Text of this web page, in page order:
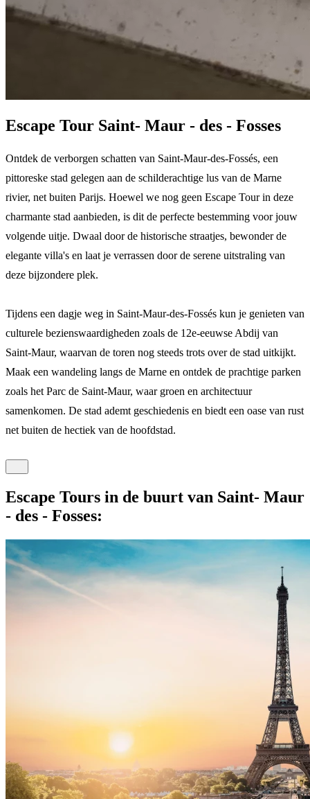
Escape Tour Saint- Maur - des - Fosses
Ontdek de verborgen schatten van Saint-Maur-des-Fossés, een
pittoreske stad gelegen aan de schilderachtige lus van de Marne
rivier, net buiten Parijs. Hoewel we nog geen Escape Tour in deze
charmante stad aanbieden, is dit de perfecte bestemming voor jouw
volgende uitje. Dwaal door de historische straatjes, bewonder de
elegante villa's en laat je verrassen door de serene uitstraling van
deze bijzondere plek.
Tijdens een dagje weg in Saint-Maur-des-Fossés kun je genieten van
culturele bezienswaardigheden zoals de 12e-eeuwse Abdij van
Saint-Maur, waarvan de toren nog steeds trots over de stad uitkijkt.
Maak een wandeling langs de Marne en ontdek de prachtige parken
zoals het Parc de Saint-Maur, waar groen en architectuur
samenkomen. De stad ademt geschiedenis en biedt een oase van rust
net buiten de hectiek van de hoofdstad.
Escape Tours in de buurt van Saint- Maur
- des - Fosses: